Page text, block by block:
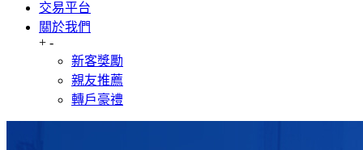
交易平台
關於我們
+ -
新客獎勵
親友推薦
轉戶豪禮